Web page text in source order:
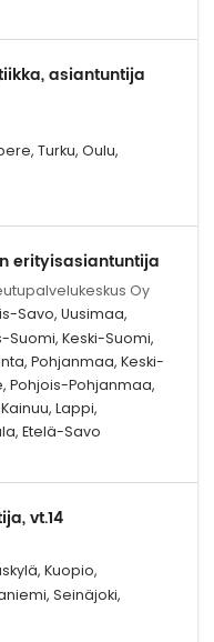
asiantuntija
Turku, Oulu,
erityisasiantuntija
Oy
Savo, Uusimaa,
Keski-Suomi,
Pohjanmaa, Keski-
Pohjois-Pohjanmaa,
Lappi,
Etelä-Savo
vt.14
Kuopio,
Seinäjoki,